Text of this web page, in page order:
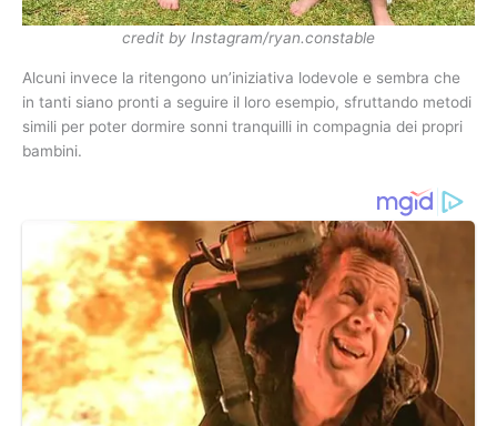
credit by Instagram/ryan.constable
Alcuni invece la ritengono un’iniziativa lodevole e sembra che
in tanti siano pronti a seguire il loro esempio, sfruttando metodi
simili per poter dormire sonni tranquilli in compagnia dei propri
bambini.